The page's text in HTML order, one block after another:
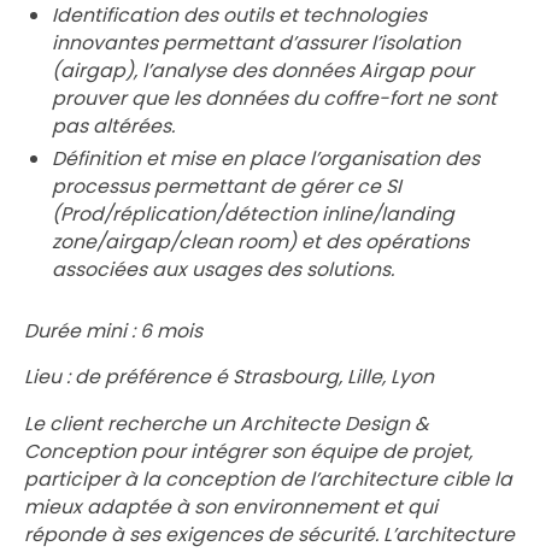
Identification des outils et technologies
innovantes permettant d’assurer l’isolation
(airgap), l’analyse des données Airgap pour
prouver que les données du coffre-fort ne sont
pas altérées.
Définition et mise en place l’organisation des
processus permettant de gérer ce SI
(Prod/réplication/détection inline/landing
zone/airgap/clean room) et des opérations
associées aux usages des solutions.
Durée mini : 6 mois
Lieu : de préférence é Strasbourg, Lille, Lyon
Le client recherche un Architecte Design &
Conception pour intégrer son équipe de projet,
participer à la conception de l’architecture cible la
mieux adaptée à son environnement et qui
réponde à ses exigences de sécurité. L’architecture